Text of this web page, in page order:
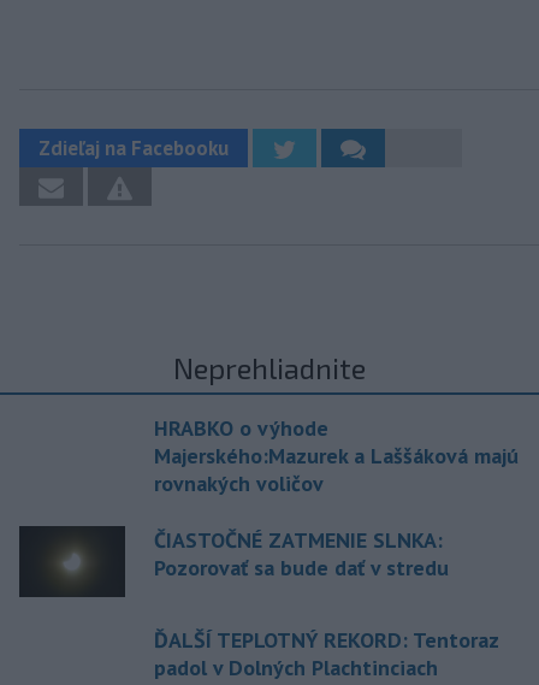
Zdieľaj na Facebooku
Neprehliadnite
HRABKO o výhode
Majerského:Mazurek a Laššáková majú
rovnakých voličov
ČIASTOČNÉ ZATMENIE SLNKA:
Pozorovať sa bude dať v stredu
ĎALŠÍ TEPLOTNÝ REKORD: Tentoraz
padol v Dolných Plachtinciach